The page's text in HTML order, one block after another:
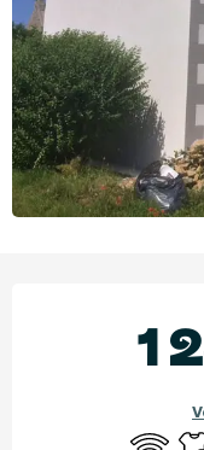
1
WiFi